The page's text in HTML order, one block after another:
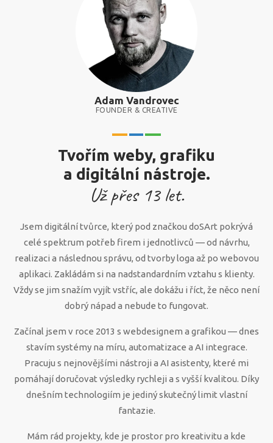
Adam Vandrovec
FOUNDER & CREATIVE
Tvořím weby, grafiku
a digitální nástroje.
Už přes 13let.
Jsem digitální tvůrce, který pod značkou doSArt pokrývá
celé spektrum potřeb firem i jednotlivců — od návrhu,
realizaci a následnou správu, od tvorby loga až po webovou
aplikaci. Zakládám si na nadstandardním vztahu s klienty.
Vždy se jim snažím vyjít vstříc, ale dokážu i říct, že něco není
dobrý nápad a nebude to fungovat.
Začínal jsem v roce 2013 s webdesignem a grafikou — dnes
stavím systémy na míru, automatizace a AI integrace.
Pracuju s nejnovějšími nástroji a AI asistenty, které mi
pomáhají doručovat výsledky rychleji a s vyšší kvalitou. Díky
dnešním technologiím je jediný skutečný limit vlastní
fantazie.
Mám rád projekty, kde je prostor pro kreativitu a kde